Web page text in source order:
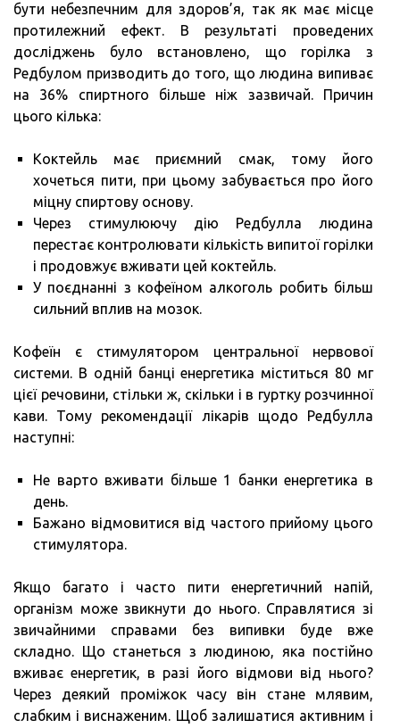
бути небезпечним для здоров’я, так як має місце
протилежний ефект. В результаті проведених
досліджень було встановлено, що горілка з
Редбулом призводить до того, що людина випиває
на 36% спиртного більше ніж зазвичай. Причин
цього кілька:
Коктейль має приємний смак, тому його
хочеться пити, при цьому забувається про його
міцну спиртову основу.
Через стимулюючу дію Редбулла людина
перестає контролювати кількість випитої горілки
і продовжує вживати цей коктейль.
У поєднанні з кофеїном алкоголь робить більш
сильний вплив на мозок.
Кофеїн є стимулятором центральної нервової
системи. В одній банці енергетика міститься 80 мг
цієї речовини, стільки ж, скільки і в гуртку розчинної
кави. Тому рекомендації лікарів щодо Редбулла
наступні:
Не варто вживати більше 1 банки енергетика в
день.
Бажано відмовитися від частого прийому цього
стимулятора.
Якщо багато і часто пити енергетичний напій,
організм може звикнути до нього. Справлятися зі
звичайними справами без випивки буде вже
складно. Що станеться з людиною, яка постійно
вживає енергетик, в разі його відмови від нього?
Через деякий проміжок часу він стане млявим,
слабким і виснаженим. Щоб залишатися активним і